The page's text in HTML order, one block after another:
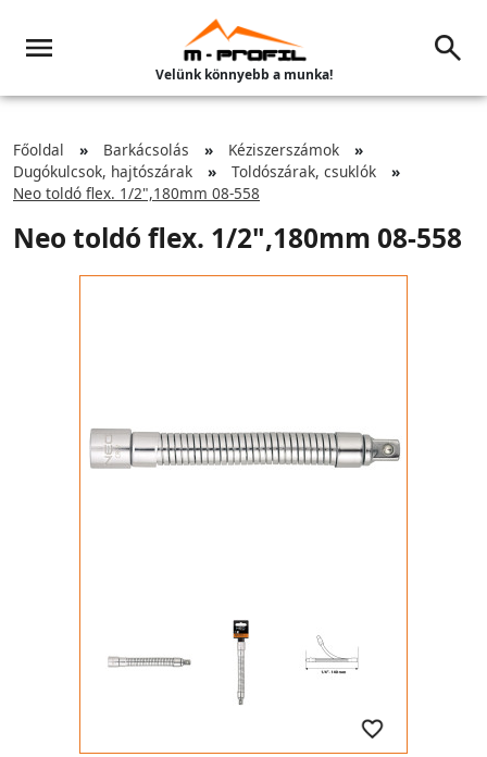
Velünk könnyebb a munka!
Főoldal Barkácsolás
Kéziszerszámok
Dugókulcsok, hajtószárak
Toldószárak, csuklók
Neo toldó flex. 1/2",180mm 08-558
Neo toldó flex. 1/2",180mm 08-558